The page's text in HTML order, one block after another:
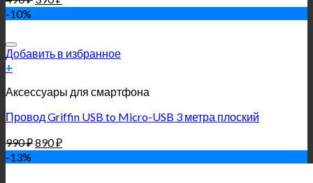
-10%
Добавить в избранное
+
Аксессуары для смартфона
Провод Griffin USB to Micro-USB 3 метра плоский
990₽890₽
-13%